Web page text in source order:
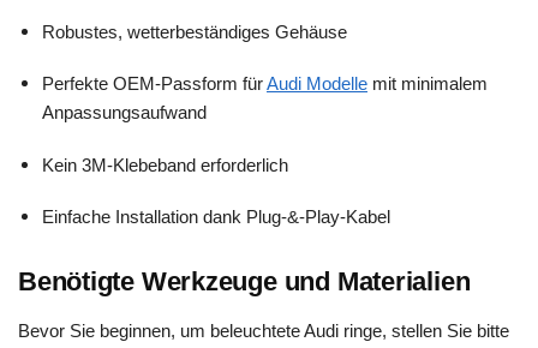
Robustes, wetterbeständiges Gehäuse
Perfekte OEM-Passform fürAudi Modelle mit minimalem
Anpassungsaufwand
Kein 3M-Klebeband erforderlich
Einfache Installation dank Plug-&-Play-Kabel
Benötigte Werkzeuge und Materialien
Bevor Sie beginnen, um beleuchtete Audi ringe, stellen Sie bitte